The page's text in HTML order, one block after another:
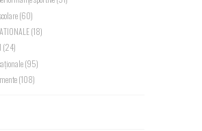
(60)
(18)
(24)
(95)
(108)